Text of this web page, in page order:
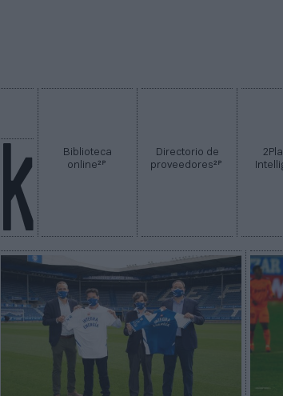
Biblioteca
online2P
Directorio de
proveedores2P